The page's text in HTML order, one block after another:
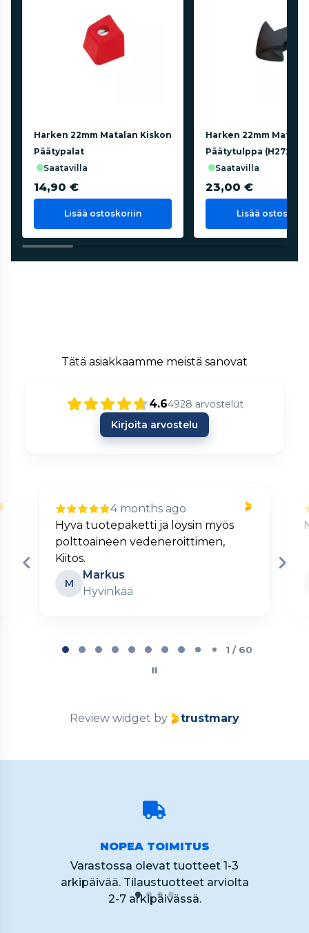
Harken 22mm Matalan Kiskon
Päätypalat
saatavilla
14,90 €
Lisää ostoskoriin
Harken 22mm
Päätytulppa (H2722)
saatavilla
23,00 €
Lisää
Tätä asiakkaamme meistä sanovat
4.64928 arvostelut
Kirjoita arvostelu
4 months ago
Nopea ja kätevä verkkokauppa.
2 / 60
Review widget by trustmary
NOPEA TOIMITUS
Varastossa olevat tuotteet 1-3
arkipäivää. Tilaustuotteet arviolta
2-7 arkipäivässä.